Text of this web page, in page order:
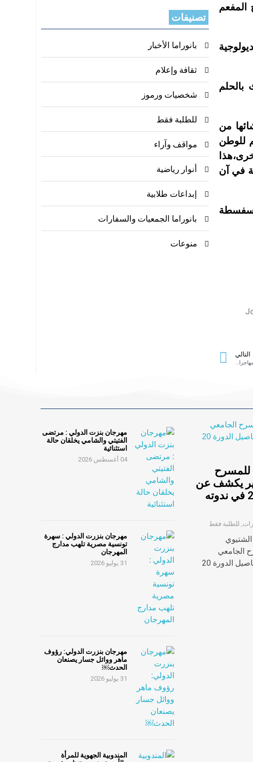
المفعم
بالحلم
من
للوطن
في آن
التالي
حين تتضارب الأفكار بين الواقع الأليم والحلم الأوروبي المنشود في مسرحية “المهاجران” لحافظ خليفة ￼
تصنيفات
بانوراما الأخبار
ثقافة وإعلام
شخصيات ورموز
للطلبة فقط
مواقف وآراء
أنوار رياضية
إبداعات طلابية
بانوراما الجمعيات والسفارات
منوعات
للمسرح
يكشف عن
تفاصيل الدورة 20 في ندوته
, للطلبة فقط
الشتيوي
الجامعي
الدورة 20
مهرجان بنزت الدولي : مرتضى
الفتيتي والشامي يخلقان حالة
استثنائية
04 أغسطس 2026
مهرجان بنزرت الدولي : سهرة
تونسية مصرية تلهب مدارج
المهرجان
31 يوليو 2026
مهرجان بنزرت الدولي: رؤوف
ماهر ووائل جسار يصنعان
الحدث￼
31 يوليو 2026
المندوبية الجهوية للمرأة